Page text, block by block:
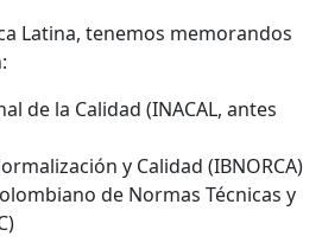
Latina, tenemos memorandos
de la Calidad (INACAL, antes
y Calidad (IBNORCA)
de Normas Técnicas y